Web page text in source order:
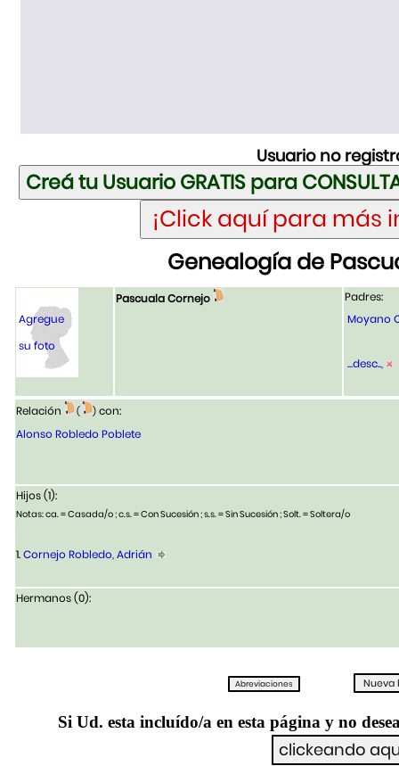
Usuario no
Genealogía de
Agregue
su foto
Pascuala Cornejo
Padres:
Moyano
...desc..,
Relación ( ) con:
Alonso Robledo Poblete
Hijos (1):
Notas: ca. = Casada/o ; c.s. = Con Sucesión ; s.s. = Sin Sucesión ; Solt. = Soltera/o
1.Cornejo Robledo, Adrián
Hermanos (0):
Si Ud. esta incluído/a en esta página y no